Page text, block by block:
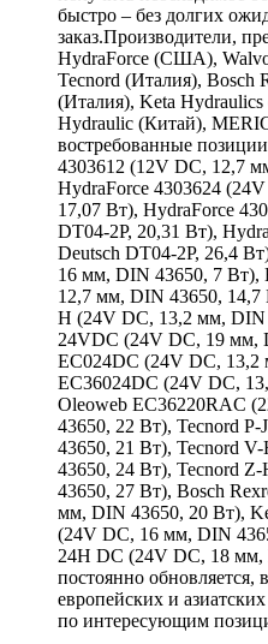
быстро – без долгих
заказ.Производители,
HydraForce (США),
Tecnord (Италия), Bosch
(Италия), Keta
Hydraulic (Китай),
востребованные
4303612 (12V DC, 12,7
HydraForce 4303624
17,07 Вт), HydraForce
DT04-2P, 20,31 Вт),
Deutsch DT04-2P, 26,4
16 мм, DIN 43650, 7 Вт),
12,7 мм, DIN 43650,
H (24V DC, 13,2 мм, DIN
24VDC (24V DC, 19 мм,
EC024DC (24V DC,
EC36024DC (24V DC,
Oleoweb EC36220RAC
43650, 22 Вт), Tecnord
43650, 21 Вт), Tecnord
43650, 24 Вт), Tecnord
43650, 27 Вт), Bosch
мм, DIN 43650, 20 Вт),
(24V DC, 16 мм, DIN
24H DC (24V DC, 18
постоянно обновляется,
европейских и
по интересующим